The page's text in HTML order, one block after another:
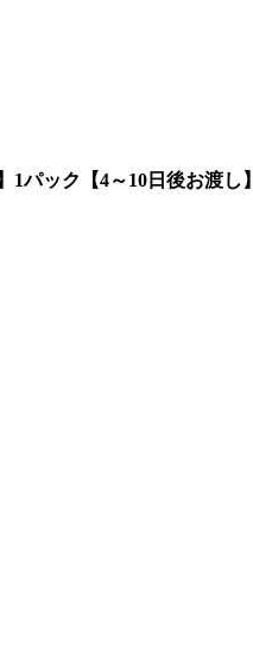
パック【4～10日後お渡し】